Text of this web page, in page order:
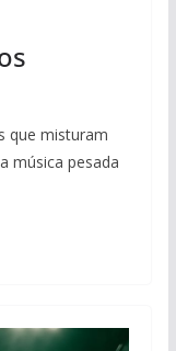
que misturam
música pesada